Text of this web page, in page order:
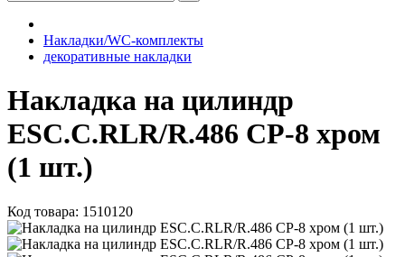
Накладки/WC-комплекты
декоративные накладки
Накладка на цилиндр
ESC.C.RLR/R.486 CP-8 хром
(1 шт.)
Код товара: 1510120